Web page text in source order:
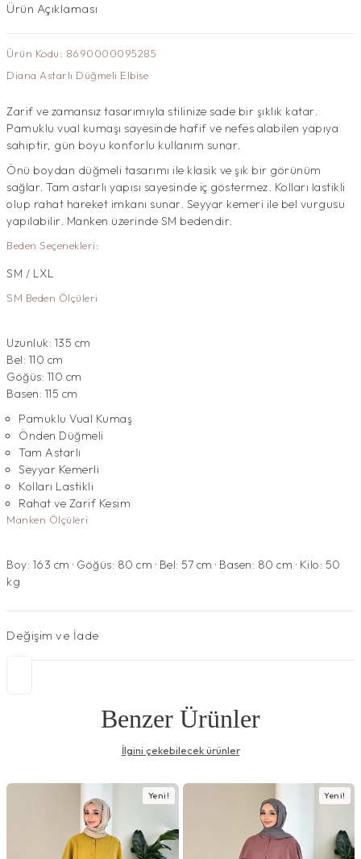
Ürün Açıklaması
Ürün Kodu: 8690000095285
Diana Astarlı Düğmeli Elbise
Zarif ve zamansız tasarımıyla stilinize sade bir şıklık katar.
Pamuklu vual kumaşı sayesinde hafif ve nefes alabilen yapıya
sahiptir, gün boyu konforlu kullanım sunar.
Önü boydan düğmeli tasarımı ile klasik ve şık bir görünüm
sağlar. Tam astarlı yapısı sayesinde iç göstermez. Kolları lastikli
olup rahat hareket imkanı sunar. Seyyar kemeri ile bel vurgusu
yapılabilir. Manken üzerinde SM bedendir.
Beden Seçenekleri:
SM / LXL
SM Beden Ölçüleri
Uzunluk: 135 cm
Bel: 110 cm
Göğüs: 110 cm
Basen: 115 cm
Pamuklu Vual Kumaş
Önden Düğmeli
Tam Astarlı
Seyyar Kemerli
Kolları Lastikli
Rahat ve Zarif Kesim
Manken Ölçüleri
Boy: 163 cm · Göğüs: 80 cm · Bel: 57 cm · Basen: 80 cm · Kilo: 50
kg
Değişim ve İade
Benzer Ürünler
İlgini çekebilecek ürünler
Yeni! Yeni!